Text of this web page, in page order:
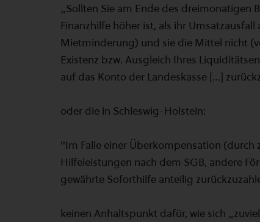
„Sollten Sie am Ende des dreimonatigen
Finanzhilfe höher ist, als ihr
Mietminderung) und sie die Mittel nicht
Existenz bzw. Ausgleich Ihres
auf das Konto der Landeskasse […]
oder die in Schleswig-Holstein:
"Im Falle einer Überkompensation
Hilfeleistungen nach dem SGB, andere
gewährte Soforthilfe anteilig
keinen Anhaltspunkt dafür, wie sich